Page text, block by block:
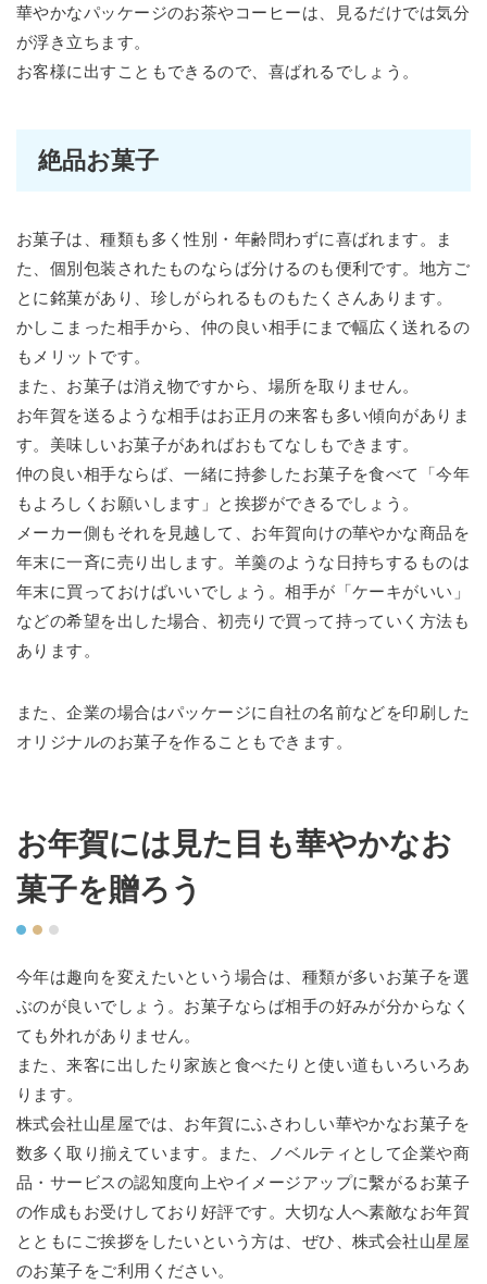
華やかなパッケージのお茶やコーヒーは、見るだけでは気分
が浮き立ちます。
お客様に出すこともできるので、喜ばれるでしょう。
絶品お菓子
お菓子は、種類も多く性別・年齢問わずに喜ばれます。ま
た、個別包装されたものならば分けるのも便利です。地方ご
とに銘菓があり、珍しがられるものもたくさんあります。
かしこまった相手から、仲の良い相手にまで幅広く送れるの
もメリットです。
また、お菓子は消え物ですから、場所を取りません。
お年賀を送るような相手はお正月の来客も多い傾向がありま
す。美味しいお菓子があればおもてなしもできます。
仲の良い相手ならば、一緒に持参したお菓子を食べて「今年
もよろしくお願いします」と挨拶ができるでしょう。
メーカー側もそれを見越して、お年賀向けの華やかな商品を
年末に一斉に売り出します。羊羹のような日持ちするものは
年末に買っておけばいいでしょう。相手が「ケーキがいい」
などの希望を出した場合、初売りで買って持っていく方法も
あります。
また、企業の場合はパッケージに自社の名前などを印刷した
オリジナルのお菓子を作ることもできます。
お年賀には見た目も華やかなお
菓子を贈ろう
今年は趣向を変えたいという場合は、種類が多いお菓子を選
ぶのが良いでしょう。お菓子ならば相手の好みが分からなく
ても外れがありません。
また、来客に出したり家族と食べたりと使い道もいろいろあ
ります。
株式会社山星屋では、お年賀にふさわしい華やかなお菓子を
数多く取り揃えています。また、ノベルティとして企業や商
品・サービスの認知度向上やイメージアップに繫がるお菓子
の作成もお受けしており好評です。大切な人へ素敵なお年賀
とともにご挨拶をしたいという方は、ぜひ、株式会社山星屋
のお菓子をご利用ください。